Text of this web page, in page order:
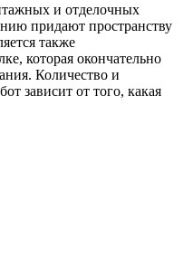
и отделочных
придают пространству
также
которая окончательно
Количество и
зависит от того, какая